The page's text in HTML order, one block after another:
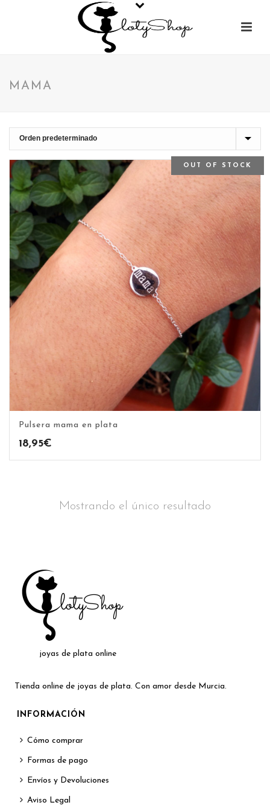
MAMA
OUT OF STOCK
Pulsera mama en plata
18,95€
Mostrando el único resultado
joyas de plata online
Tienda online de joyas de plata. Con amor desde Murcia.
INFORMACIÓN
Cómo comprar
Formas de pago
Envíos y Devoluciones
Aviso Legal